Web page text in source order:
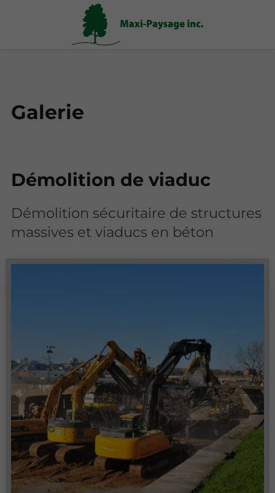
Galerie
Démolition de viaduc
Démolition sécuritaire de structures
massives et viaducs en béton